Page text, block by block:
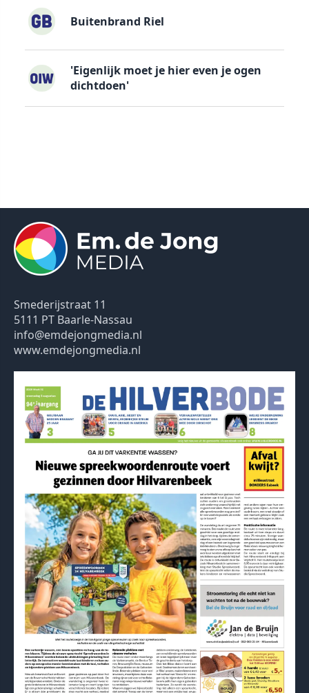
Buitenbrand Riel
'Eigenlijk moet je hier even je ogen
dichtdoen'
Smederijstraat 11
5111 PT Baarle-Nassau
info@emdejongmedia.nl
www.emdejongmedia.nl